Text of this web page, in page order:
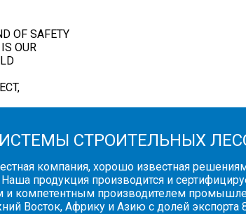
OF SAFETY
OUR
СТРОИТЕЛЬНЫХ
компания, хорошо известная
Наша продукция производится и
и компетентным производителем
Восток, Африку и Азию с долей